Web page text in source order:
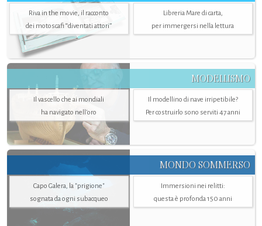
Riva in the movie, il racconto
dei motoscafi “diventati attori”
Libreria Mare di carta,
per immergersi nella lettura
MODELLISMO
Il vascello che ai mondiali
ha navigato nell’oro
Il modellino di nave irripetibile?
Per costruirlo sono serviti 47 anni
MONDO SOMMERSO
Capo Galera, la "prigione"
sognata da ogni subacqueo
Immersioni nei relitti:
questa è profonda 150 anni